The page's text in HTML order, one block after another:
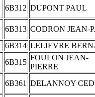
6B312 DUPONT PAUL
6B313 CODRON JEAN-
6B314 LELIEVRE
6B315
FOULON JEAN-
PIERRE
6B361 DELANNOY